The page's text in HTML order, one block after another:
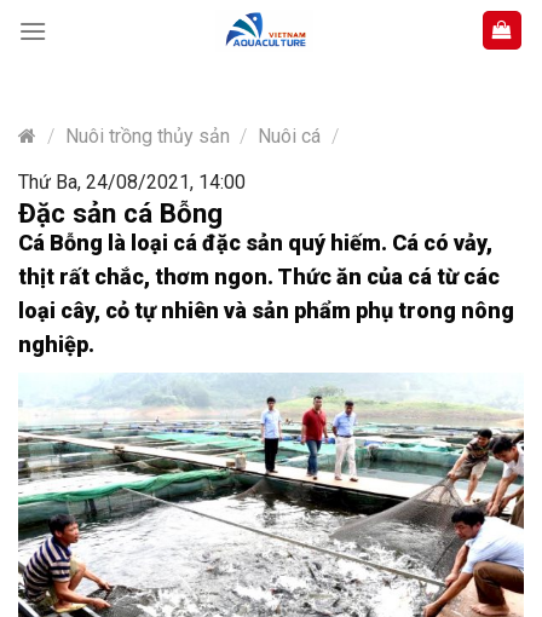
content
/ Nuôi trồng thủy sản / Nuôi cá /
Thứ Ba, 24/08/2021, 14:00
Đặc sản cá Bỗng
Cá Bỗng là loại cá đặc sản quý hiếm. Cá có vảy,
thịt rất chắc, thơm ngon. Thức ăn của cá từ các
loại cây, cỏ tự nhiên và sản phẩm phụ trong nông
nghiệp.